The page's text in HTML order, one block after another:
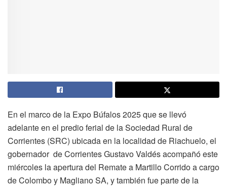
En el marco de la Expo Búfalos 2025 que se llevó
adelante en el predio ferial de la Sociedad Rural de
Corrientes (SRC) ubicada en la localidad de Riachuelo, el
gobernador de Corrientes Gustavo Valdés acompañó este
miércoles la apertura del Remate a Martillo Corrido a cargo
de Colombo y Magliano SA, y también fue parte de la